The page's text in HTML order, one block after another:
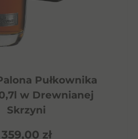
Pułkownika
w Drewnianej
Skrzyni
359,00 zł